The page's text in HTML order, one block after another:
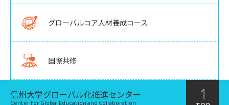
グローバルコア人材養成コース
国際共修
信州大学グローバル化推進センター